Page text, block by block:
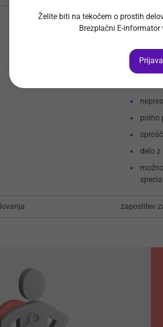
polno
delo
zaposlitev
Želite biti na tekočem o prostih
Brezplačni E-
Prijava